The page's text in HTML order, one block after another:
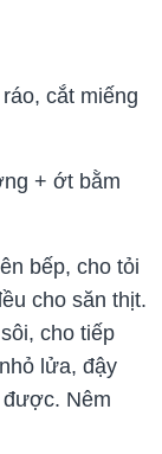
cắt miếng
+ ớt bằm
bếp, cho tỏi
cho săn thịt.
cho tiếp
lửa, đậy
được. Nêm